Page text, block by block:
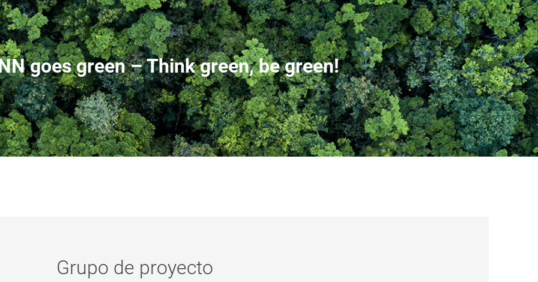
goes green – Think green, be green!
Grupo de proyecto